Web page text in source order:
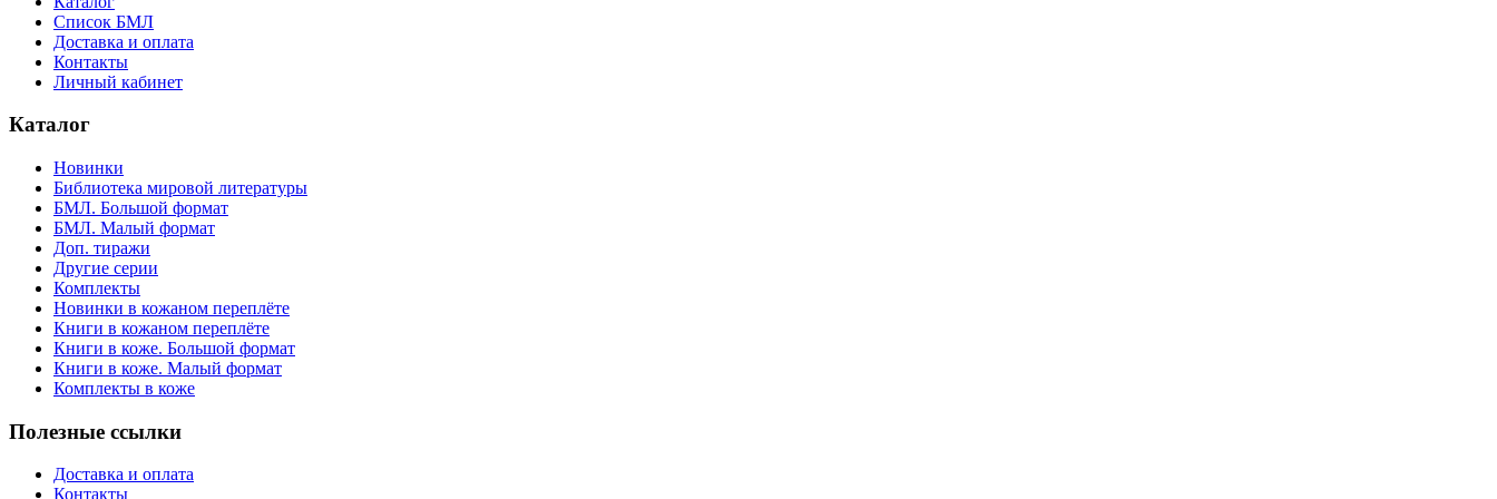
Список БМЛ
Доставка и оплата
Контакты
Личный кабинет
Каталог
Новинки
Библиотека мировой литературы
БМЛ. Большой формат
БМЛ. Малый формат
Доп. тиражи
Другие серии
Комплекты
Новинки в кожаном переплёте
Книги в кожаном переплёте
Книги в коже. Большой формат
Книги в коже. Малый формат
Комплекты в коже
Полезные ссылки
Доставка и оплата
Контакты